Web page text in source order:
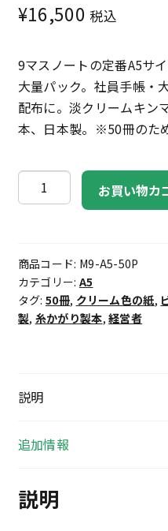
¥16,500 税込
9マスノートの定番A5サ
大量パック。社員手帳・
配布に。淡クリームキン
本、日本製。※50冊のた
9
マ
ー
ト
A5・
50
お買い物カ
商品コード: M9-A5-50P
カテゴリー: A5
タグ: 50冊, クリーム色の紙,
製, 糸かがり製本,経営者
説明
追加情報
説明